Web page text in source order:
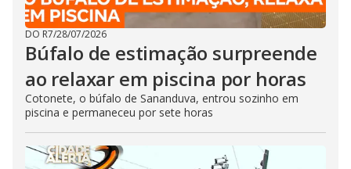
DO R7/28/07/2026
Búfalo de estimação surpreende
ao relaxar em piscina por horas
Cotonete, o búfalo de Sananduva, entrou sozinho em
piscina e permaneceu por sete horas